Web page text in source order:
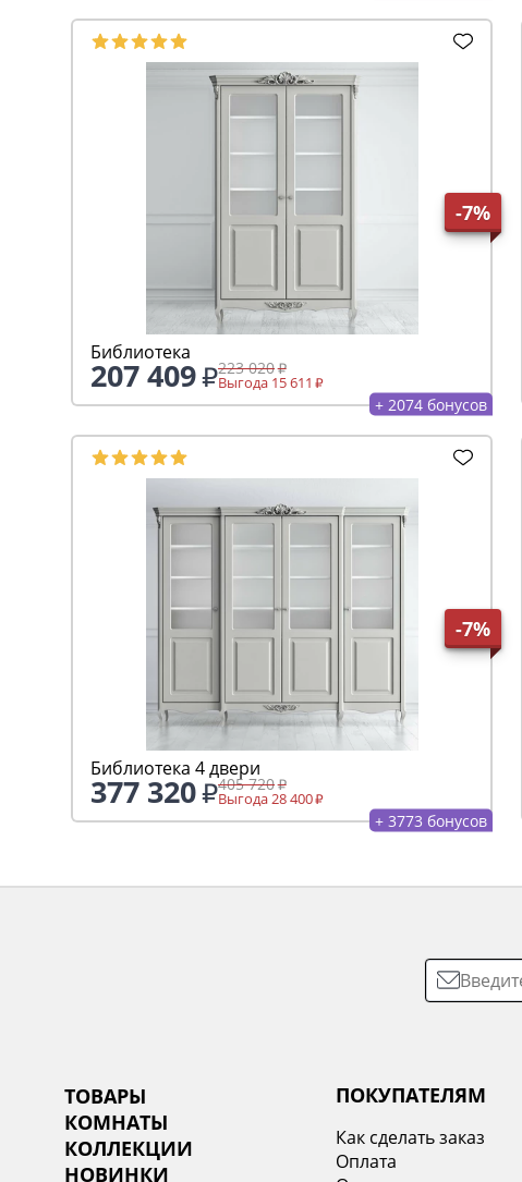
-7%
Библиотека
207 409 223 020
Выгода 15 611
+ 2074 бонусов
-7%
Библиотека 4 двери
377 320 405 720
Выгода 28 400
+ 3773 бонусов
ТОВАРЫ
КОМНАТЫ
КОЛЛЕКЦИИ
НОВИНКИ
ПОКУПАТЕЛЯМ
Как сделать заказ
Оплата